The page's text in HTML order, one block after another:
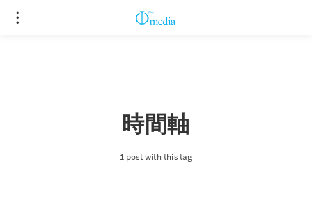
時間軸
1 post with this tag